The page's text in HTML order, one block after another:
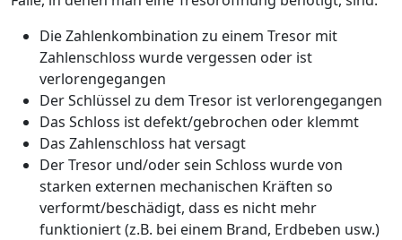
Die Zahlenkombination zu einem Tresor mit
Zahlenschloss wurde vergessen oder ist
verlorengegangen
Der Schlüssel zu dem Tresor ist verlorengegangen
Das Schloss ist defekt/gebrochen oder klemmt
Das Zahlenschloss hat versagt
Der Tresor und/oder sein Schloss wurde von
starken externen mechanischen Kräften so
verformt/beschädigt, dass es nicht mehr
funktioniert (z.B. bei einem Brand, Erdbeben usw.)